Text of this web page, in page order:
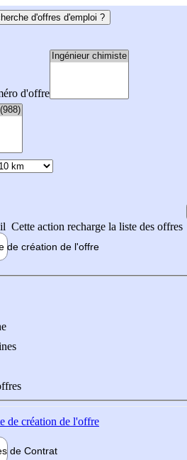
d'offres d'emploi ?
d'offre
Cette action recharge la liste des offres
de création de l'offre
de création de l'offre
de Contrat